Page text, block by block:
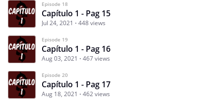
Episode 18
Capítulo 1 - Pag 15
Jul 24, 2021 448 views
Episode 19
Capítulo 1 - Pag 16
Aug 03, 2021 467 views
Episode 20
Capítulo 1 - Pag 17
Aug 18, 2021 462 views